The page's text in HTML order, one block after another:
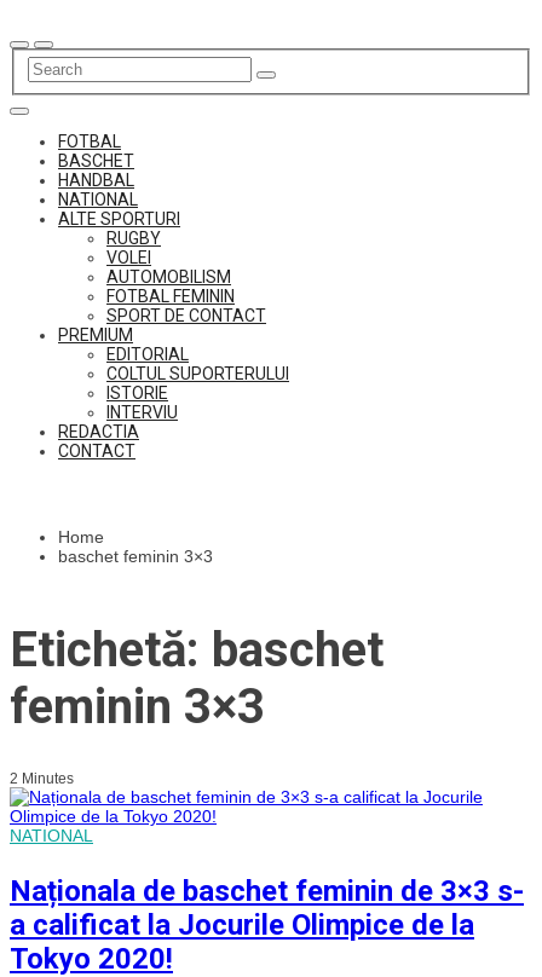
to
content
FOTBAL
BASCHET
HANDBAL
NATIONAL
ALTE SPORTURI
RUGBY
VOLEI
AUTOMOBILISM
FOTBAL FEMININ
SPORT DE CONTACT
PREMIUM
EDITORIAL
COLTUL SUPORTERULUI
ISTORIE
INTERVIU
REDACTIA
CONTACT
Home
baschet feminin 3×3
Etichetă: baschet
feminin 3×3
2 Minutes
NATIONAL
Naționala de baschet feminin de 3×3 s-
a calificat la Jocurile Olimpice de la
Tokyo 2020!